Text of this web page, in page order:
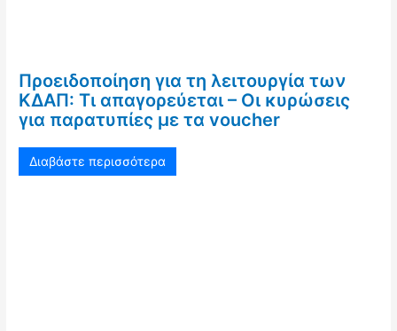
Προειδοποίηση για τη λειτουργία των
ΚΔΑΠ: Τι απαγορεύεται – Οι κυρώσεις
για παρατυπίες με τα voucher
Διαβάστε περισσότερα